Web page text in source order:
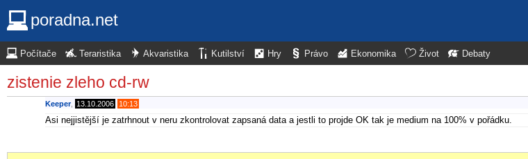
poradna.net
Počítače Teraristika Akvaristika Kutilství Hry Právo Ekonomika Život Debaty
zistenie zleho cd-rw
Keeper, 13.10.2006 10:13
Asi nejjistější je zatrhnout v neru zkontrolovat zapsaná data a jestli to projde OK tak je medium na 100% v pořádku.